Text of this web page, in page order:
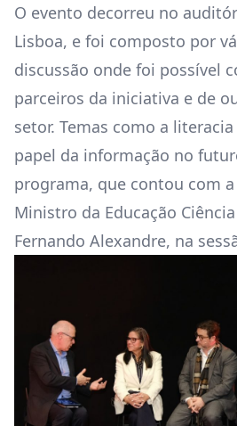
O evento decorreu no
Lisboa, e foi composto por
discussão onde foi possível
parceiros da iniciativa e de
setor. Temas como a
papel da informação no
programa, que contou com
Ministro da Educação
Fernando Alexandre, na